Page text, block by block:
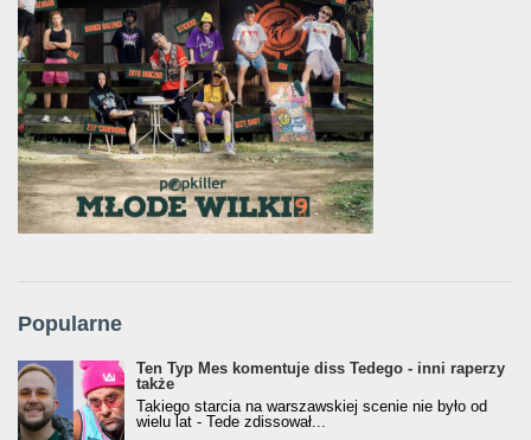
Popularne
Ten Typ Mes komentuje diss Tedego - inni raperzy
także
Takiego starcia na warszawskiej scenie nie było od
wielu lat - Tede zdissował...